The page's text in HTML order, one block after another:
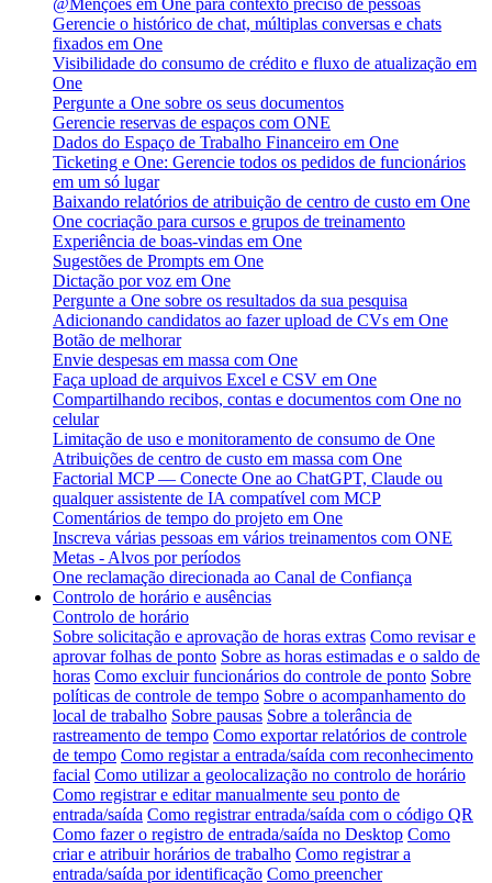
Gerencie o histórico de chat, múltiplas conversas e chats
fixados em One
Visibilidade do consumo de crédito e fluxo de atualização em
One
Pergunte a One sobre os seus documentos
Gerencie reservas de espaços com ONE
Dados do Espaço de Trabalho Financeiro em One
Ticketing e One: Gerencie todos os pedidos de funcionários
em um só lugar
Baixando relatórios de atribuição de centro de custo em One
One cocriação para cursos e grupos de treinamento
Experiência de boas-vindas em One
Sugestões de Prompts em One
Dictação por voz em One
Pergunte a One sobre os resultados da sua pesquisa
Adicionando candidatos ao fazer upload de CVs em One
Botão de melhorar
Envie despesas em massa com One
Faça upload de arquivos Excel e CSV em One
Compartilhando recibos, contas e documentos com One no
celular
Limitação de uso e monitoramento de consumo de One
Atribuições de centro de custo em massa com One
Factorial MCP — Conecte One ao ChatGPT, Claude ou
qualquer assistente de IA compatível com MCP
Comentários de tempo do projeto em One
Inscreva várias pessoas em vários treinamentos com ONE
Metas - Alvos por períodos
One reclamação direcionada ao Canal de Confiança
Controlo de horário e ausências
Controlo de horário
Sobre solicitação e aprovação de horas extras Como revisar e
aprovar folhas de ponto Sobre as horas estimadas e o saldo de
horas Como excluir funcionários do controle de ponto Sobre
políticas de controle de tempo Sobre o acompanhamento do
local de trabalho Sobre pausas Sobre a tolerância de
rastreamento de tempo Como exportar relatórios de controle
de tempo Como registar a entrada/saída com reconhecimento
facial Como utilizar a geolocalização no controlo de horário
Como registrar e editar manualmente seu ponto de
entrada/saída Como registrar entrada/saída com o código QR
Como fazer o registro de entrada/saída no Desktop Como
criar e atribuir horários de trabalho Como registrar a
entrada/saída por identificação Como preencher